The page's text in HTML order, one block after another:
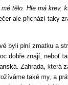
mé tělo. Hle má krev,
ale přichází taky
byli plní zmatku a
dobře znají, neboť
Zahrada, která
také my, a